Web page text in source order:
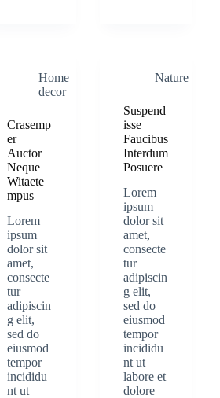
Home
decor
Crasemp
er
Auctor
Neque
Witaete
mpus
Lorem
ipsum
dolor sit
amet,
consecte
tur
adipiscin
g elit,
sed do
eiusmod
tempor
incididu
nt ut
Nature
Suspend
isse
Faucibus
Interdum
Posuere
Lorem
ipsum
dolor sit
amet,
consecte
tur
adipiscin
g elit,
sed do
eiusmod
tempor
incididu
nt ut
labore et
dolore